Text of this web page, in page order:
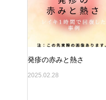
発疹の赤みと熱さ
2025.02.28